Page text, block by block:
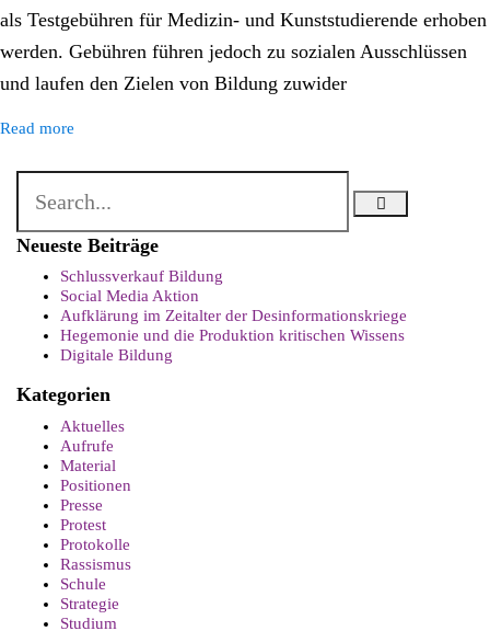
als Testgebühren für Medizin- und Kunststudierende erhoben
werden. Gebühren führen jedoch zu sozialen Ausschlüssen
und laufen den Zielen von Bildung zuwider
Read more
Neueste Beiträge
Schlussverkauf Bildung
Social Media Aktion
Aufklärung im Zeitalter der Desinformationskriege
Hegemonie und die Produktion kritischen Wissens
Digitale Bildung
Kategorien
Aktuelles
Aufrufe
Material
Positionen
Presse
Protest
Protokolle
Rassismus
Schule
Strategie
Studium